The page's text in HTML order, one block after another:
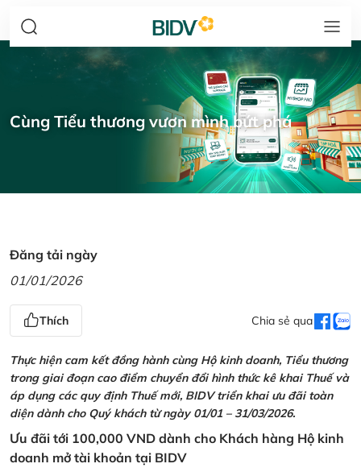
Cùng Tiểu thương vươn mình bứt phá
Đăng tải ngày
01/01/2026
Thích Chia sẻ qua
Thực hiện cam kết đồng hành cùng Hộ kinh doanh, Tiểu thương
trong giai đoạn cao điểm chuyển đổi hình thức kê khai Thuế và
áp dụng các quy định Thuế mới, BIDV triển khai ưu đãi toàn
diện dành cho Quý khách từ ngày 01/01 – 31/03/2026.
Ưu đãi tới 100,000 VND dành cho Khách hàng Hộ kinh
doanh mở tài khoản tại BIDV